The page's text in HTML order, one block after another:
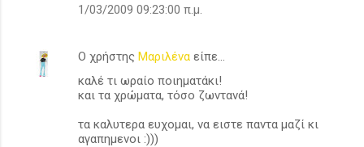
1/03/2009 09:23:00 π.μ.
Ο χρήστης Μαριλένα είπε…
καλέ τι ωραίο ποιηματάκι!
και τα χρώματα, τόσο ζωντανά!
τα καλυτερα ευχομαι, να ειστε παντα μαζί κι
αγαπημενοι :)))